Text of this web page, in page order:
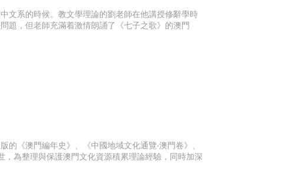
文系的時候。教文學理論的劉老師在他講授修辭學時
題，但老師充滿着激情朗誦了《七子之歌》的澳門
《澳門編年史》、《中國地域文化通覽‧澳門卷》、
，為整理與保護澳門文化資源積累理論經驗，同時加深